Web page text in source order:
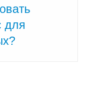
для